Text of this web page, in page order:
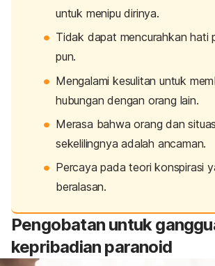
untuk menipu dirinya.
Tidak dapat mencurahkan hati
pun.
Mengalami kesulitan untuk
hubungan dengan orang lain.
Merasa bahwa orang dan
sekelilingnya adalah ancaman.
Percaya pada teori konspirasi
beralasan.
Pengobatan untuk
kepribadian paranoid